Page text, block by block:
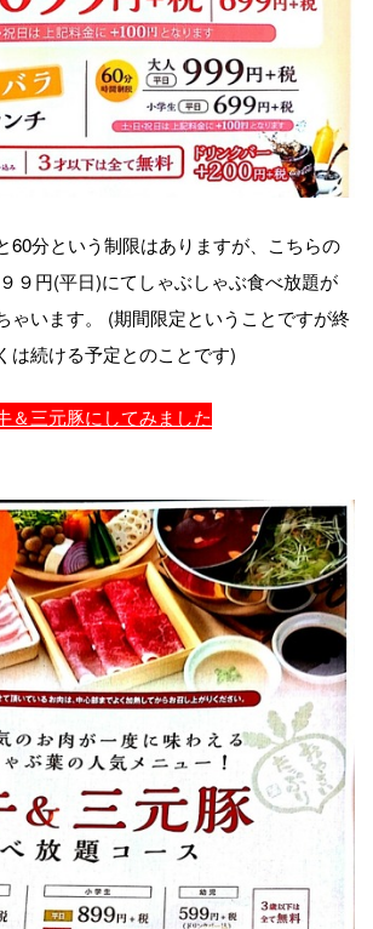
60分という制限はありますが、こちらの
９円(平日)にてしゃぶしゃぶ食べ放題が
ゃいます。 (期間限定ということですが終
は続ける予定とのことです)
＆三元豚にしてみました